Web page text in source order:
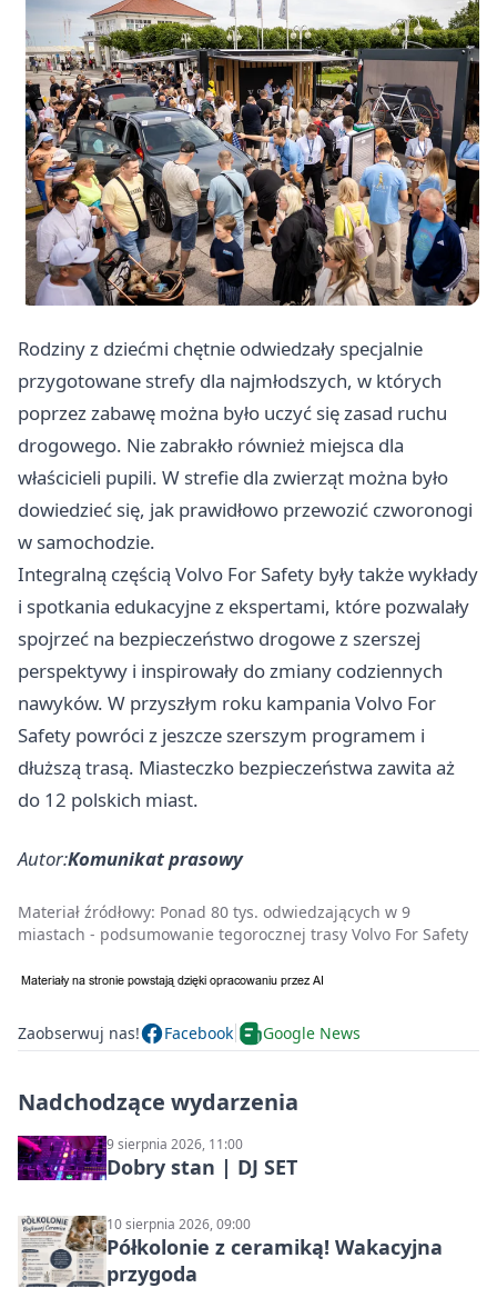
Rodziny z dziećmi chętnie odwiedzały specjalnie
przygotowane strefy dla najmłodszych, w których
poprzez zabawę można było uczyć się zasad ruchu
drogowego. Nie zabrakło również miejsca dla
właścicieli pupili. W strefie dla zwierząt można było
dowiedzieć się, jak prawidłowo przewozić czworonogi
w samochodzie.
Integralną częścią Volvo For Safety były także wykłady
i spotkania edukacyjne z ekspertami, które pozwalały
spojrzeć na bezpieczeństwo drogowe z szerszej
perspektywy i inspirowały do zmiany codziennych
nawyków. W przyszłym roku kampania Volvo For
Safety powróci z jeszcze szerszym programem i
dłuższą trasą. Miasteczko bezpieczeństwa zawita aż
do 12 polskich miast.
Autor:Komunikat prasowy
Materiał źródłowy: Ponad 80 tys. odwiedzających w 9
miastach - podsumowanie tegorocznej trasy Volvo For Safety
Zaobserwuj nas! Facebook Google News
Nadchodzące wydarzenia
9 sierpnia 2026, 11:00
Dobry stan | DJ SET
10 sierpnia 2026, 09:00
Półkolonie z ceramiką! Wakacyjna
przygoda